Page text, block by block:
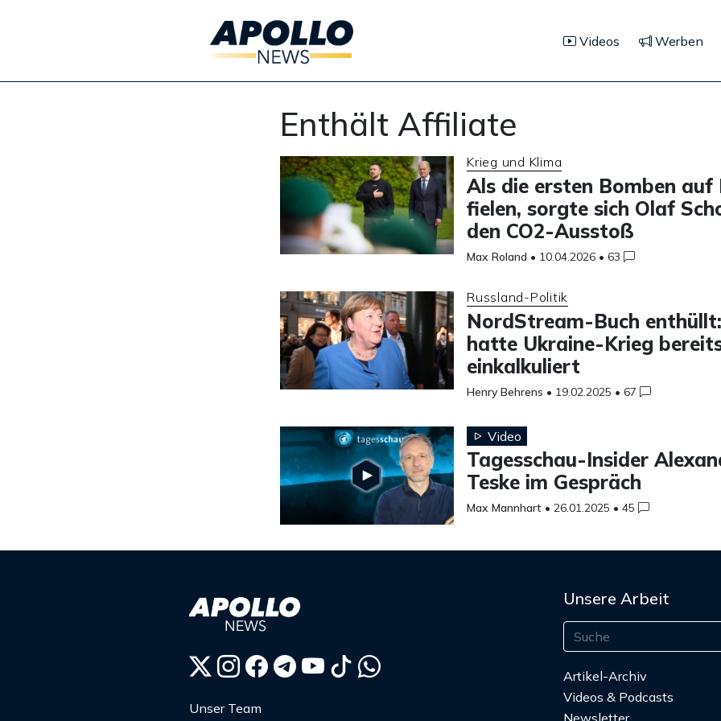
Videos Werben
Enthält Affiliate
Krieg und Klima
Als die ersten Bomben auf
fielen, sorgte sich Olaf
den CO2-Ausstoß
Max Roland • 10.04.2026 • 63
Russland-Politik
NordStream-Buch
hatte Ukraine-Krieg
einkalkuliert
Henry Behrens • 19.02.2025 • 67
Video
Tagesschau-Insider
Teske im Gespräch
Max Mannhart • 26.01.2025 • 45
Unser Team
Unsere Arbeit
Artikel-Archiv
Videos & Podcasts
Newsletter